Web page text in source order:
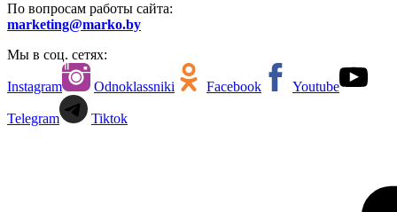
По вопросам работы сайта:
marketing@marko.by
Мы в соц. сетях:
Instagram Odnoklassniki Facebook Youtube
Telegram Tiktok